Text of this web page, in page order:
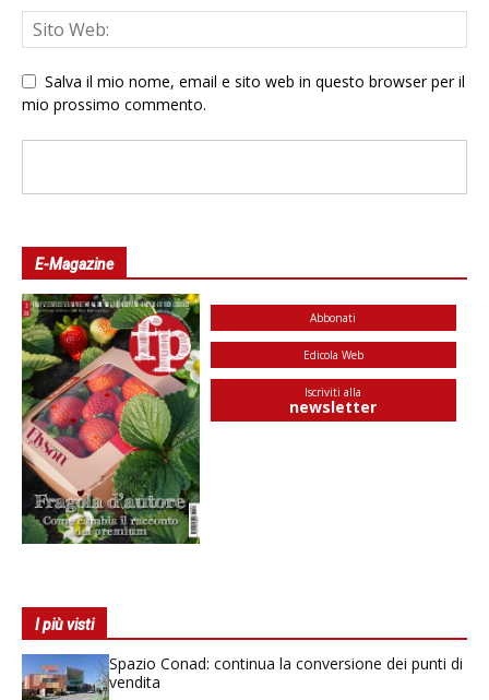
Salva il mio nome, email e sito web in questo browser per il
mio prossimo commento.
E-Magazine
Abbonati
Edicola Web
Iscriviti alla
newsletter
I più visti
Spazio Conad: continua la conversione dei punti di
vendita